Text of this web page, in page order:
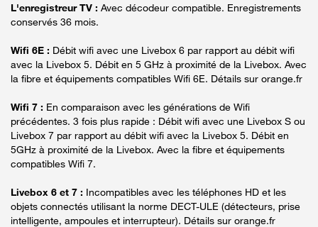
L'enregistreur TV : Avec décodeur compatible. Enregistrements
conservés 36 mois.
Wifi 6E : Débit wifi avec une Livebox 6 par rapport au débit wifi
avec la Livebox 5. Débit en 5 GHz à proximité de la Livebox. Avec
la fibre et équipements compatibles Wifi 6E. Détails sur orange.fr
Wifi 7 : En comparaison avec les générations de Wifi
précédentes. 3 fois plus rapide : Débit wifi avec une Livebox S ou
Livebox 7 par rapport au débit wifi avec la Livebox 5. Débit en
5GHz à proximité de la Livebox. Avec la fibre et équipements
compatibles Wifi 7.
Livebox 6 et 7 : Incompatibles avec les téléphones HD et les
objets connectés utilisant la norme DECT-ULE (détecteurs, prise
intelligente, ampoules et interrupteur). Détails sur orange.fr